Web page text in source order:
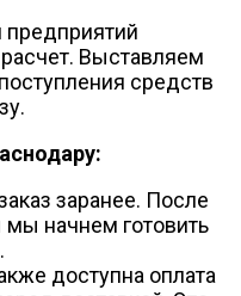
Выставляем
средств
заранее. После
начнем готовить
доступна оплата